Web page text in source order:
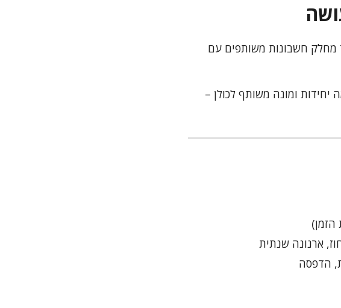
מחלק חשבונות משותפים עם
ומונה משותף לכולן –
ארנונה שנתית
הדפסה